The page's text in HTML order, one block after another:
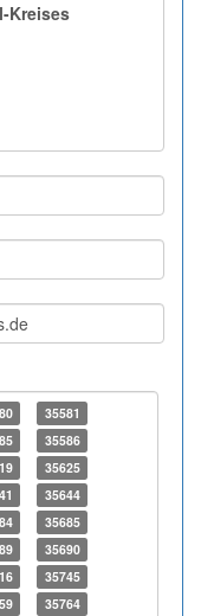
Kreises
35581
35586
35625
35644
35685
35690
35745
35764